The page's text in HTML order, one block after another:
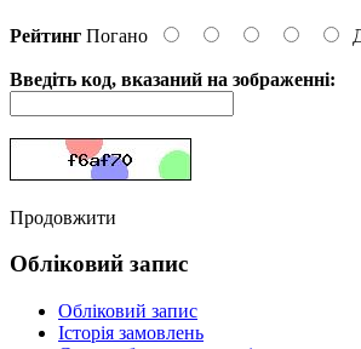
Рейтинг Погано
Введіть код, вказаний на зображенні:
Продовжити
Обліковий запис
Обліковий запис
Історія замовлень